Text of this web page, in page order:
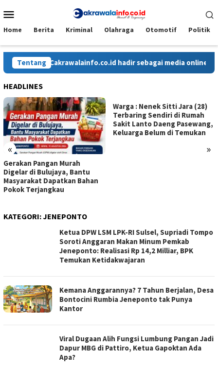
ke
Mobile
Home Berita Kriminal Olahraga Otomotif Politik
TentangCakrawalainfo.co.id hadir sebagai media online yang
HEADLINES
« »
Gerakan Pangan Murah
Digelar di Bulujaya, Bantu
Masyarakat Dapatkan Bahan
Pokok Terjangkau
Warga : Nenek Sitti Jara (28)
Terbaring Sendiri di Rumah
Sakit Lanto Daeng Pasewang,
Keluarga Belum di Temukan
KATEGORI:JENEPONTO
Ketua DPW LSM LPK-RI Sulsel, Supriadi Tompo
Soroti Anggaran Makan Minum Pemkab
Jeneponto: Realisasi Rp 14,2 Milliar, BPK
Temukan Ketidakwajaran
Kemana Anggarannya? 7 Tahun Berjalan, Desa
Bontocini Rumbia Jeneponto tak Punya
Kantor
Viral Dugaan Alih Fungsi Lumbung Pangan Jadi
Dapur MBG di Pattiro, Ketua Gapoktan Ada
Apa?